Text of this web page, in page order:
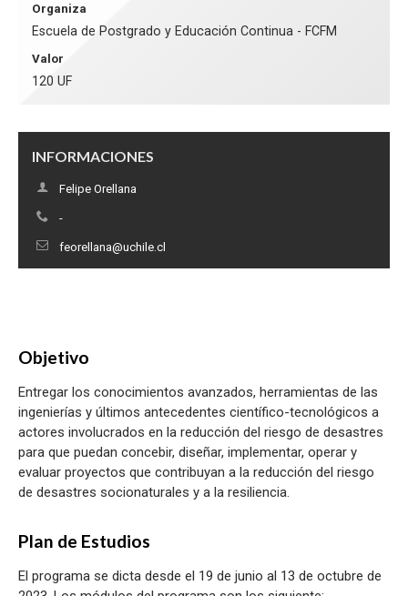
INFORMACIONES
Felipe Orellana
-
feorellana@uchile.cl
Organiza
Escuela de Postgrado y Educación Continua - FCFM
Valor
120 UF
Objetivo
Entregar los conocimientos avanzados, herramientas de las
ingenierías y últimos antecedentes científico-tecnológicos a
actores involucrados en la reducción del riesgo de desastres
para que puedan concebir, diseñar, implementar, operar y
evaluar proyectos que contribuyan a la reducción del riesgo
de desastres socionaturales y a la resiliencia.
Plan de Estudios
El programa se dicta desde el 19 de junio al 13 de octubre de